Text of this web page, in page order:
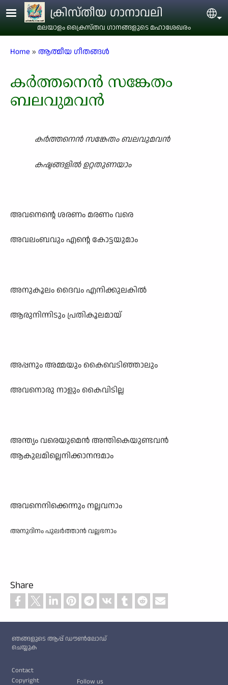
Skip to main contentക്രിസ്തീയ ഗാനാവലി
മലയാളം ക്രൈസ്തവ ഗാനങ്ങളുടെ മഹാശേഖരം
Breadcrumb
Home ആത്മീയ ഗീതങ്ങൾ
കർത്തനെൻ സങ്കേതം
ബലവുമവൻ
കർത്തനെൻ സങ്കേതം ബലവുമവൻ
കഷ്ടങ്ങളിൽ ഉറ്റതുണയാം
അവനെന്റെ ശരണം മരണം വരെ
അവലംബവും എന്റെ കോട്ടയുമാം
അനുകൂലം ദൈവം എനിക്കുലകിൽ
ആരുനിന്നിടും പ്രതികൂലമായ്
അപ്പനും അമ്മയും കൈവെടിഞ്ഞാലും
അവനൊരു നാളും കൈവിടില്ല
അന്ത്യം വരെയുമെൻ അന്തികെയുണ്ടവൻ
ആകുലമില്ലെനിക്കാനന്ദമാം
അവനെനിക്കെന്നും നല്ലവനാം
അനുദിനം പുലർത്താൻ വല്ലഭനാം
Share
ഞങ്ങളുടെ ആപ്പ് ഡൗൺലോഡ്
ചെയ്യുക
Footer
Contact
Copyright
Follow us